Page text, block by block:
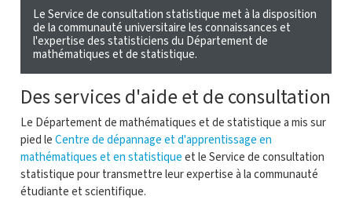
Le Service de consultation statistique met à la disposition
de la communauté universitaire les connaissances et
l'expertise des statisticiens du Département de
mathématiques et de statistique.
Des services d'aide et de consultation
Le Département de mathématiques et de statistique a mis sur
pied le Centre de dépannage et d'apprentissage en
mathématiques et en statistique et le Service de consultation
statistique pour transmettre leur expertise à la communauté
étudiante et scientifique.